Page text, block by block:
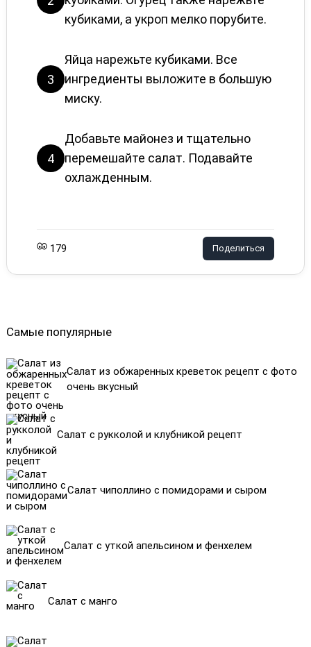
Самые популярные
Салат из обжаренных креветок рецепт с фото
очень вкусный
Салат с рукколой и клубникой рецепт
Салат чиполлино с помидорами и сыром
Салат с уткой апельсином и фенхелем
Салат с манго
кубиками, а укроп мелко порубите.
3
Яйца нарежьте кубиками. Все
ингредиенты выложите в большую
миску.
4
Добавьте майонез и тщательно
перемешайте салат. Подавайте
охлажденным.
179 Поделиться